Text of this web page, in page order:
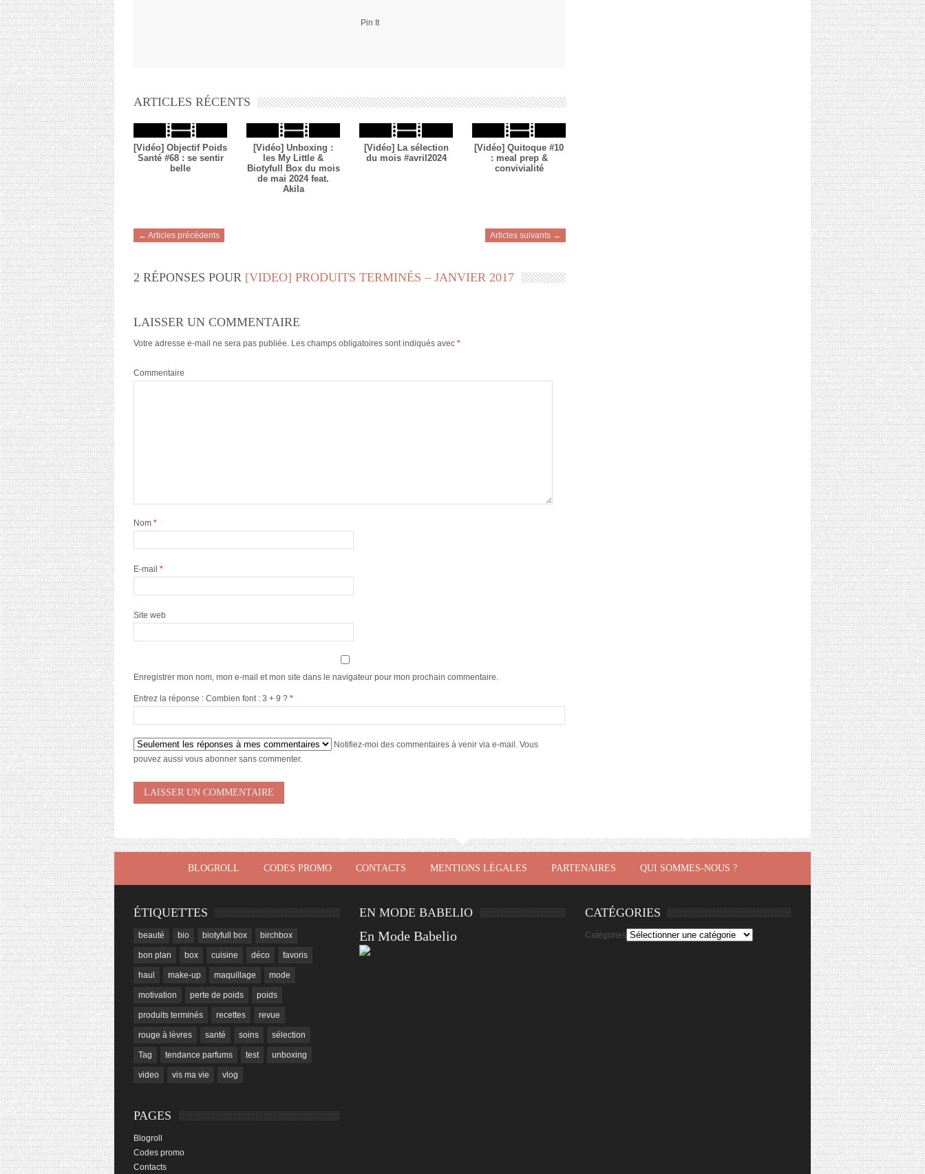
Pin It
ARTICLES RÉCENTS
[Vidéo] Objectif Poids
Santé #68 : se sentir
belle
[Vidéo] Unboxing :
les My Little &
Biotyfull Box du mois
de mai 2024 feat.
Akila
[Vidéo] La sélection
du mois #avril2024
[Vidéo] Quitoque #10
: meal prep &
convivialité
← Articles précédents Articles suivants →
2 RÉPONSES POUR [VIDEO] PRODUITS TERMINÉS – JANVIER 2017
LAISSER UN COMMENTAIRE
Votre adresse e-mail ne sera pas publiée. Les champs obligatoires sont indiqués avec *
Commentaire
Nom *
E-mail *
Site web
Enregistrer mon nom, mon e-mail et mon site dans le navigateur pour mon prochain commentaire.
Entrez la réponse : Combien font : 3 + 9 ? *
Notifiez-moi des commentaires à venir via e-mail. Vous
pouvez aussi vous abonner sans commenter.
BLOGROLL CODES PROMO CONTACTS MENTIONS LÉGALES PARTENAIRES QUI SOMMES-NOUS ?
ÉTIQUETTES
beauté bio biotyfull box birchbox
bon plan box cuisine déco favoris
haul make-up maquillage mode
motivation perte de poids poids
produits terminés recettes revue
rouge à lèvres santé soins sélection
Tag tendance parfums test unboxing
video vis ma vie vlog
PAGES
Blogroll
Codes promo
Contacts
EN MODE BABELIO
En Mode Babelio
CATÉGORIES
Catégories